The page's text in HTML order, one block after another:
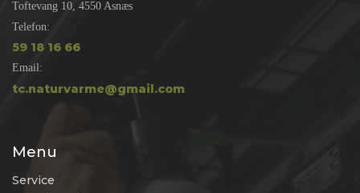
Toftevang 10, 4550 Asnæs
Telefon:
59 18 16 66
Email:
tc.naturvarme@gmail.com
Menu
Service